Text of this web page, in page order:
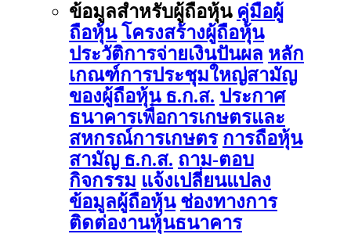
ข้อมูลสำหรับผู้ถือหุ้น คู่มือผู้
ถือหุ้น โครงสร้างผู้ถือหุ้น
ประวัติการจ่ายเงินปันผล หลัก
เกณฑ์การประชุมใหญ่สามัญ
ของผู้ถือหุ้น ธ.ก.ส. ประกาศ
ธนาคารเพื่อการเกษตรและ
สหกรณ์การเกษตร การถือหุ้น
สามัญ ธ.ก.ส. ถาม-ตอบ
กิจกรรม แจ้งเปลี่ยนแปลง
ข้อมูลผู้ถือหุ้น ช่องทางการ
ติดต่องานหุ้นธนาคาร